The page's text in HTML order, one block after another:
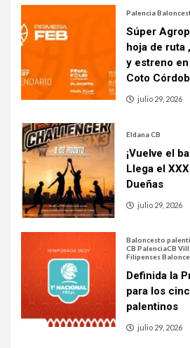
Palencia
Súper
hoja de ruta
y estreno
Coto
julio 29, 2026
Eldana CB
¡Vuelve el
Llega el
Dueñas
julio 29, 2026
Baloncesto
CB PalenciaCB
Filipenses
Definida la
para los
palentinos
julio 29, 2026